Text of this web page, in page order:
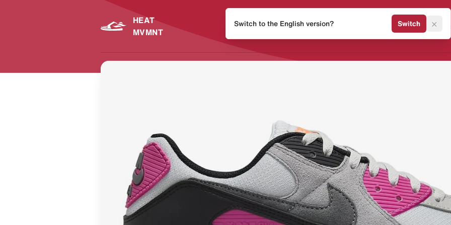
HEAT
MVMNT
Release Kalender Sneaker
Switch to the English version? Switch ×